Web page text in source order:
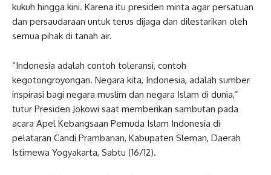
kukuh hingga kini. Karena itu presiden minta agar persatuan
dan persaudaraan untuk terus dijaga dan dilestarikan oleh
semua pihak di tanah air.
“Indonesia adalah contoh toleransi, contoh
kegotongroyongan. Negara kita, Indonesia, adalah sumber
inspirasi bagi negara muslim dan negara Islam di dunia,”
tutur Presiden Jokowi saat memberikan sambutan pada
acara Apel Kebangsaan Pemuda Islam Indonesia di
pelataran Candi Prambanan, Kabupaten Sleman, Daerah
Istimewa Yogyakarta, Sabtu (16/12).